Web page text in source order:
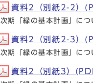
資料2（別紙2-2）
次期「緑の基本計画」につ
資料2（別紙2-3）
次期「緑の基本計画」につ
資料2（別紙3）